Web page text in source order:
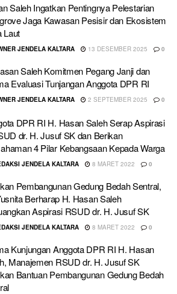
Saleh Ingatkan Pentingnya Pelestarian
Jaga Kawasan Pesisir dan Ekosistem
Laut
JENDELA KALTARA 13 DESEMBER 2025 0
Saleh Komitmen Pegang Janji dan
Evaluasi Tunjangan Anggota DPR RI
JENDELA KALTARA 2 SEPTEMBER 2025 0
DPR RI H. Hasan Saleh Serap Aspirasi
dr. H. Jusuf SK dan Berikan
4 Pilar Kebangsaan Kepada Warga
JENDELA KALTARA 8 MARET 2022 0
Pembangunan Gedung Bedah Sentral,
Berharap H. Hasan Saleh
Aspirasi RSUD dr. H. Jusuf SK
JENDELA KALTARA 8 MARET 2022 0
Kunjungan Anggota DPR RI H. Hasan
Manajemen RSUD dr. H. Jusuf SK
Bantuan Pembangunan Gedung Bedah